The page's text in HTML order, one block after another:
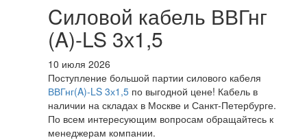
Cиловой кабель ВВГнг
(A)-LS 3х1,5
10 июля 2026
Поступление большой партии силового кабеля
ВВГнг(A)-LS 3х1,5 по выгодной цене! Кабель в
наличии на складах в Москве и Санкт-Петербурге.
По всем интересующим вопросам обращайтесь к
менеджерам компании.